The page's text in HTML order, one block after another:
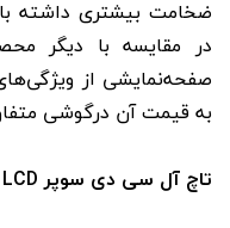
ضخامت بیشتری داشته
در مقایسه با دیگر
صفحه‌نمایشی از
به قیمت آن درگوشی
تاچ آل سی دی سوپر LCD